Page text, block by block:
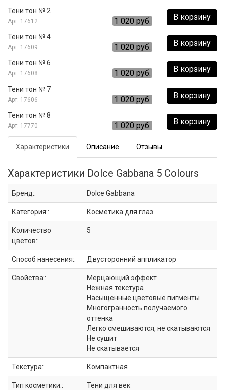
В корзину
Тени тон № 2
17612 1 020 руб.
В корзину
Тени тон № 4
17609 1 020 руб.
В корзину
Тени тон № 6
17608 1 020 руб.
В корзину
Тени тон № 7
17606 1 020 руб.
В корзину
Тени тон № 8
17770 1 020 руб.
Характеристики Описание Отзывы
Характеристики Dolce Gabbana 5 Colours
Бренд:: Dolce Gabbana
Категория:: Косметика для глаз
Количество
цветов::
5
Способ нанесения:: Двусторонний аппликатор
Свойства::
Мерцающий эффект
Нежная текстура
Насыщенные цветовые пигменты
Многогранность получаемого
оттенка
Легко смешиваются, не скатываются
Не сушит
Не скатывается
Текстура:: Компактная
Тип косметики:: Тени для век